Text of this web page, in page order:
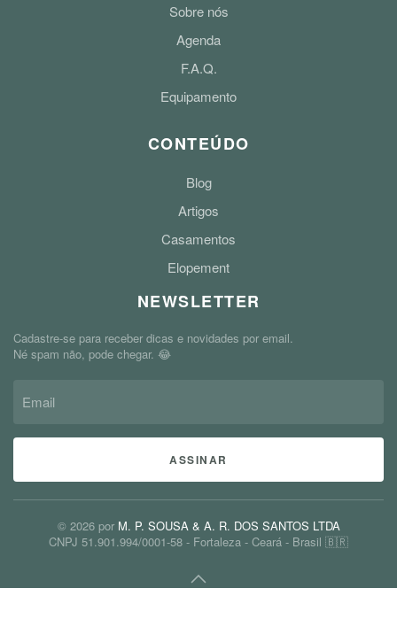
Sobre nós
Agenda
F.A.Q.
Equipamento
CONTEÚDO
Blog
Artigos
Casamentos
Elopement
NEWSLETTER
Cadastre-se para receber dicas e novidades por email.
Né spam não, pode chegar. 😂
ASSINAR
© 2026por M. P. SOUSA & A. R. DOS SANTOS LTDA
CNPJ 51.901.994/0001-58 - Fortaleza - Ceará - Brasil 🇧🇷